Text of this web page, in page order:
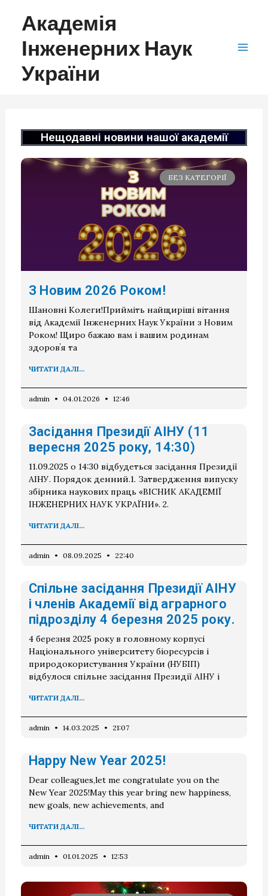
Академія
Інженерних Наук
України
Нещодавні новини нашої академії
БЕЗ КАТЕГОРІЇ
З Новим 2026 Роком!
Шановні Колеги!Прийміть найщиріші вітання
від Академії Інженерних Наук України з Новим
Роком! Щиро бажаю вам і вашим родинам
здоровʼя та
ЧИТАТИ ДАЛІ...
admin 04.01.2026 12:46
Засідання Президії АІНУ (11
вересня 2025 року, 14:30)
11.09.2025 о 14:30 відбудеться засідання Президії
АІНУ. Порядок денний.1. Затвердження випуску
збірника наукових праць «ВІСНИК АКАДЕМІЇ
ІНЖЕНЕРНИХ НАУК УКРАЇНИ». 2.
ЧИТАТИ ДАЛІ...
admin 08.09.2025 22:40
Спільне засідання Президії АІНУ
і членів Академії від аграрного
підрозділу 4 березня 2025 року.
4 березня 2025 року в головному корпусі
Національного університету біоресурсів і
природокористування України (НУБІП)
відбулося спільне засідання Президії АІНУ і
ЧИТАТИ ДАЛІ...
admin 14.03.2025 21:07
Happy New Year 2025!
Dear colleagues,let me congratulate you on the
New Year 2025!May this year bring new happiness,
new goals, new achievements, and
ЧИТАТИ ДАЛІ...
admin 01.01.2025 12:53